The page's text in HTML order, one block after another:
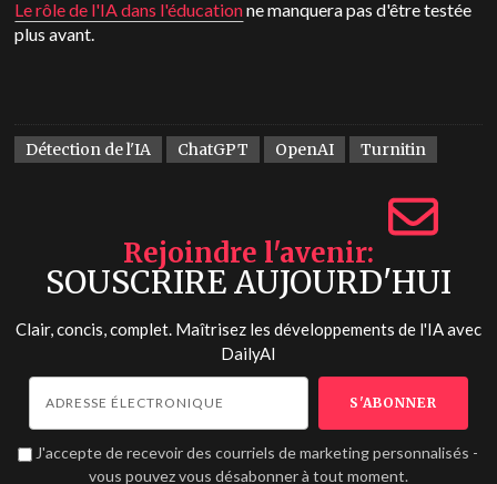
Le rôle de l'IA dans l'éducationne manquera pas d'être testée
plus avant.
Détection de l'IA ChatGPT OpenAI Turnitin
Rejoindre l'avenir
SOUSCRIRE AUJOURD'HUI
Clair, concis, complet. Maîtrisez les développements de l'IA avec
DailyAI
J'accepte de recevoir des courriels de marketing personnalisés -
vous pouvez vous désabonner à tout moment.